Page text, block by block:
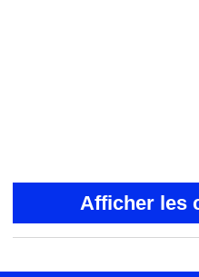
Afficher les